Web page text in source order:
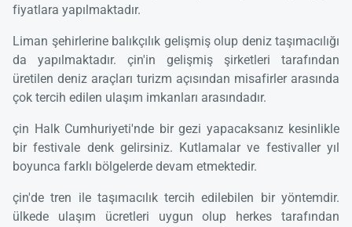
fiyatlara yapılmaktadır.
Liman şehirlerine balıkçılık gelişmiş olup deniz taşımacılığı
da yapılmaktadır. çin'in gelişmiş şirketleri tarafından
üretilen deniz araçları turizm açısından misafirler arasında
çok tercih edilen ulaşım imkanları arasındadır.
çin Halk Cumhuriyeti'nde bir gezi yapacaksanız kesinlikle
bir festivale denk gelirsiniz. Kutlamalar ve festivaller yıl
boyunca farklı bölgelerde devam etmektedir.
çin'de tren ile taşımacılık tercih edilebilen bir yöntemdir.
ülkede ulaşım ücretleri uygun olup herkes tarafından